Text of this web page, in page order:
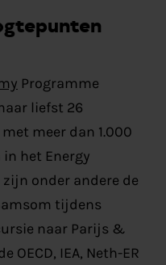
Programme
liefst 26
meer dan 1.000
het Energy
onder andere de
tijdens
naar Parijs &
OECD, IEA, Neth-ER